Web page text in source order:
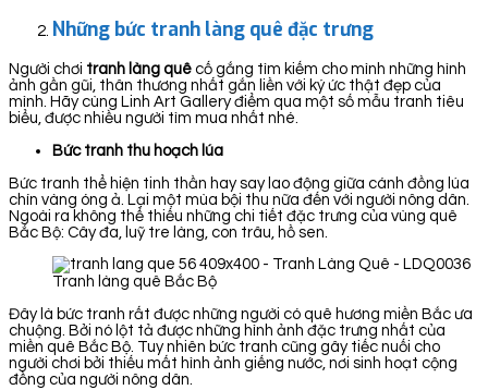
Những bức tranh làng quê đặc trưng
Người chơi tranh làng quê cố gắng tìm kiếm cho mình những hình
ảnh gần gũi, thân thương nhất gắn liền với ký ức thật đẹp của
mình. Hãy cùng Linh Art Gallery điểm qua một số mẫu tranh tiêu
biểu, được nhiều người tìm mua nhất nhé.
Bức tranh thu hoạch lúa
Bức tranh thể hiện tinh thần hay say lao động giữa cánh đồng lúa
chín vàng óng ả. Lại một mùa bội thu nữa đến với người nông dân.
Ngoài ra không thể thiếu những chi tiết đặc trưng của vùng quê
Bắc Bộ: Cây đa, luỹ tre làng, con trâu, hồ sen.
Tranh làng quê Bắc Bộ
Đây là bức tranh rất được những người có quê hương miền Bắc ưa
chuộng. Bởi nó lột tả được những hình ảnh đặc trưng nhất của
miền quê Bắc Bộ. Tuy nhiên bức tranh cũng gây tiếc nuối cho
người chơi bởi thiếu mất hình ảnh giếng nước, nơi sinh hoạt cộng
đồng của người nông dân.